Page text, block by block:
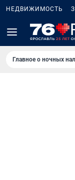
НЕДВИЖИМОСТЬ
Главное о ночных